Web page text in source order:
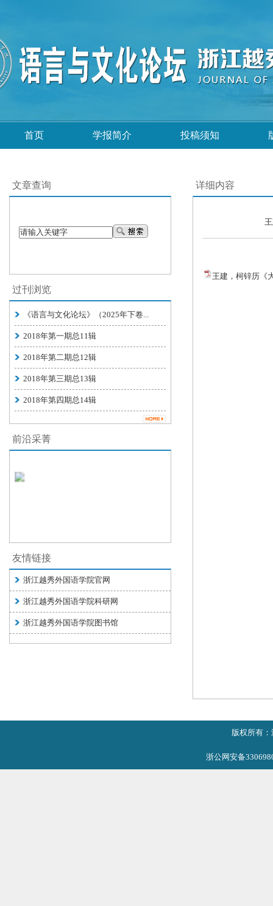
首页 学报简介 投稿须知
文章查询
过刊浏览
《语言与文化论坛》（2025年下卷...
2018年第一期总11辑
2018年第二期总12辑
2018年第三期总13辑
2018年第四期总14辑
前沿采菁
友情链接
浙江越秀外国语学院官网
浙江越秀外国语学院科研网
浙江越秀外国语学院图书馆
详细内容
王建，柯锌历《
版权所有
浙公网安备